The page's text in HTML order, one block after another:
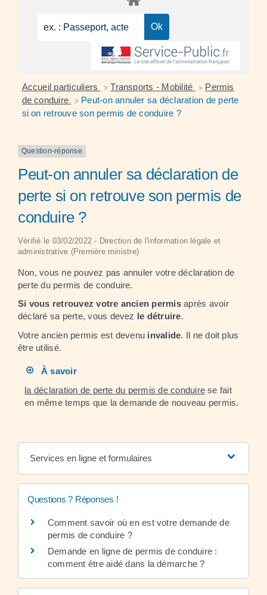
Accueil particuliers > Transports - Mobilité > Permis
de conduire
> Peut-on annuler sa déclaration de perte
si on retrouve son permis de conduire ?
Question-réponse
Peut-on annuler sa déclaration de
perte si on retrouve son permis de
conduire ?
Vérifié le 03/02/2022 - Direction de l'information légale et
administrative (Première ministre)
Non, vous ne pouvez pas annuler votre déclaration de
perte du permis de conduire.
Si vous retrouvez votre ancien permisaprès avoir
déclaré sa perte, vous devez le détruire.
Votre ancien permis est devenu invalide. Il ne doit plus
être utilisé.
À savoir
la déclaration de perte du permis de conduire se fait
en même temps que la demande de nouveau permis.
Services en ligne et formulaires
Questions ? Réponses !
Comment savoir où en est votre demande de
permis de conduire ?
Demande en ligne de permis de conduire :
comment être aidé dans la démarche ?